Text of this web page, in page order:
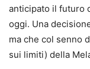
anticipato il futuro
oggi. Una
ma che col senno
sui limiti) della